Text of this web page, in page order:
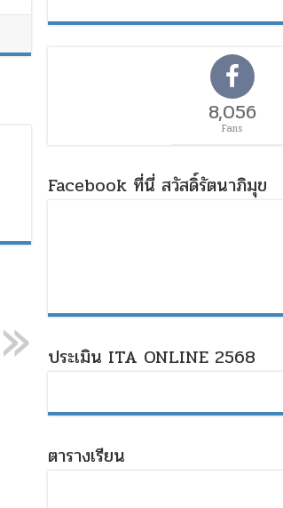
8,056
Fans
Facebook ที่นี่ สวัสดิ์รัตนาภิมุข
ประเมิน ITA ONLINE 2568
ตารางเรียน